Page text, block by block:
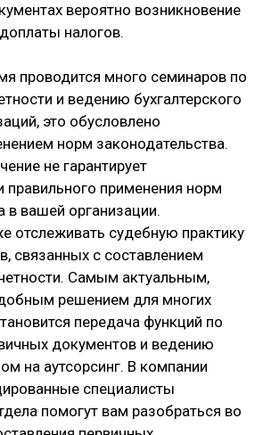
вероятно возникновение
налогов.
проводится много семинаров по
и ведению бухгалтерского
это обусловлено
норм законодательства.
не гарантирует
правильного применения норм
в вашей организации.
отслеживать судебную практику
связанных с составлением
Самым актуальным,
решением для многих
передача функций по
документов и ведению
на аутсорсинг. В компании
специалисты
помогут вам разобраться во